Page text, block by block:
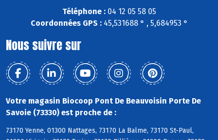
Téléphone :04 12 05 58 05
Coordonnées GPS :45,531688 ° , 5,684953 °
Nous suivre sur
Votre magasin Biocoop Pont De Beauvoisin Porte De
Savoie (73330) est proche de :
73170 Yenne, 01300 Nattages, 73170 La Balme, 73170 St-Paul,